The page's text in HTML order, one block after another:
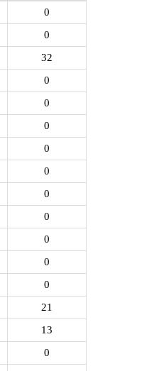
0
0
32
0
0
0
0
0
0
0
0
0
0
21
13
0